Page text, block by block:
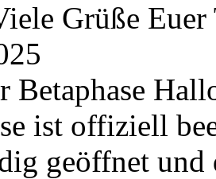
Grüße Euer
Betaphase
ist offiziell
geöffnet und